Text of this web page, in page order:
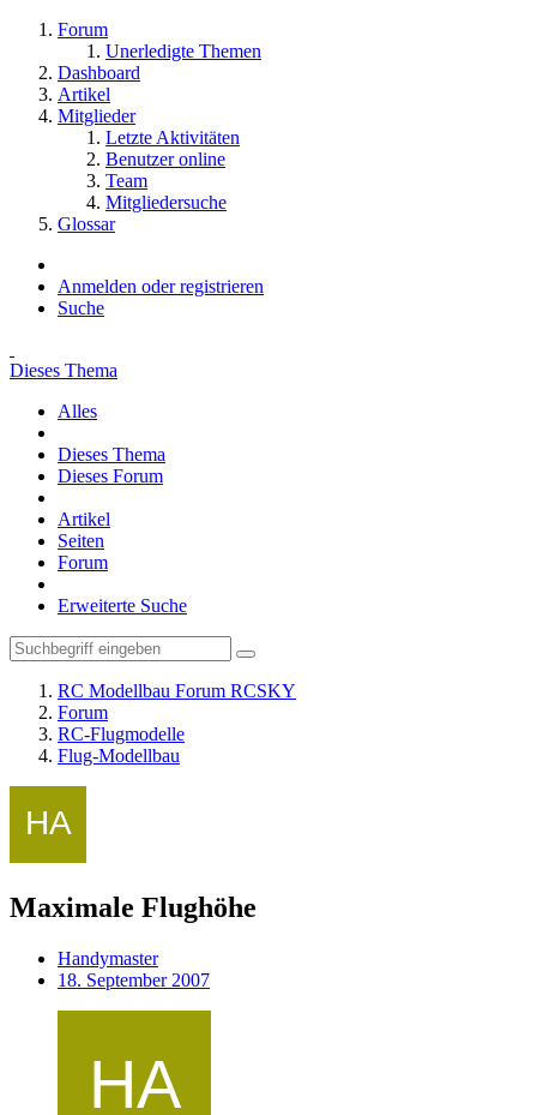
Forum
Unerledigte Themen
Dashboard
Artikel
Mitglieder
Letzte Aktivitäten
Benutzer online
Team
Mitgliedersuche
Glossar
Anmelden oder registrieren
Suche
Dieses Thema
Alles
Dieses Thema
Dieses Forum
Artikel
Seiten
Forum
Erweiterte Suche
RC Modellbau Forum RCSKY
Forum
RC-Flugmodelle
Flug-Modellbau
Maximale Flughöhe
Handymaster
18. September 2007